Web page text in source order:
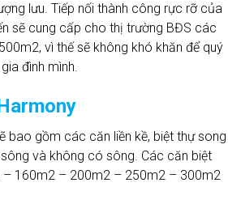
lưu. Tiếp nối thành công rực rỡ của
sẽ cung cấp cho thị trường BĐS các
vì thế sẽ không khó khăn để quý
đình mình.
bao gồm các căn liền kề, biệt thự song
và không có sông. Các căn biệt
160m2 – 200m2 – 250m2 – 300m2